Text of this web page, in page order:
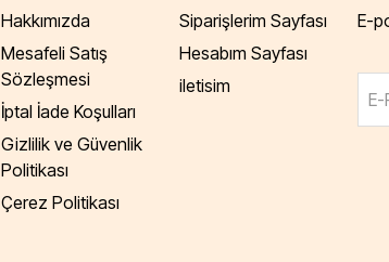
Hakkımızda
Mesafeli Satış
Sözleşmesi
İptal İade Koşulları
Gizlilik ve Güvenlik
Politikası
Çerez Politikası
Siparişlerim Sayfası
Hesabım Sayfası
iletisim
E-
E-